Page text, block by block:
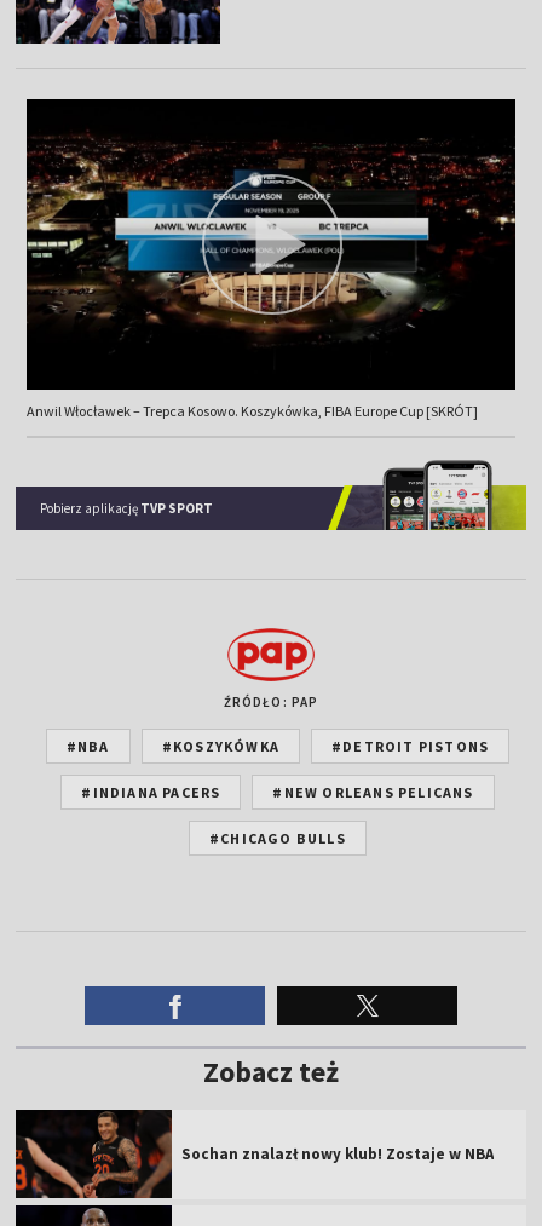
Anwil Włocławek – Trepca Kosowo. Koszykówka, FIBA Europe Cup [SKRÓT]
Pobierz aplikację TVP SPORT
ŹRÓDŁO: PAP
#NBA #KOSZYKÓWKA #DETROIT PISTONS
#INDIANA PACERS #NEW ORLEANS PELICANS
#CHICAGO BULLS
Zobacz też
Sochan znalazł nowy klub! Zostaje w NBA